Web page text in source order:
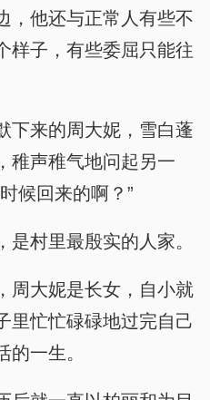
，他还与正常人有些不
子，有些委屈只能往
下来的周大妮，雪白蓬
稚声稚气地问起另一
候回来的啊？”
是村里最殷实的人家。
周大妮是长女，自小就
里忙忙碌碌地过完自己
一生。